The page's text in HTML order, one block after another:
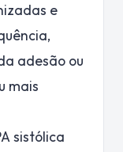
e
adesão ou
mais
sistólica